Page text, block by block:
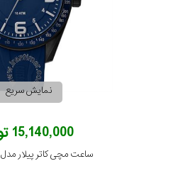
نمایش سریع
15,140,000 تومان
ساعت مچی کاتر پیلار مدل LQ.161.26.632